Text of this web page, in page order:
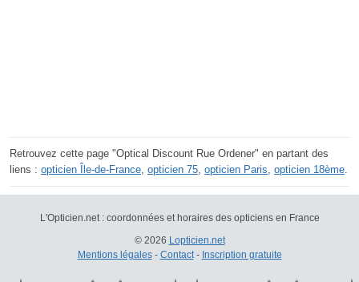
Retrouvez cette page "Optical Discount Rue Ordener" en partant des
liens : opticien Île-de-France, opticien 75, opticien Paris, opticien 18ème.
L'Opticien.net : coordonnées et horaires des opticiens en France
© 2026 Lopticien.net
Mentions légales- Contact- Inscription gratuite